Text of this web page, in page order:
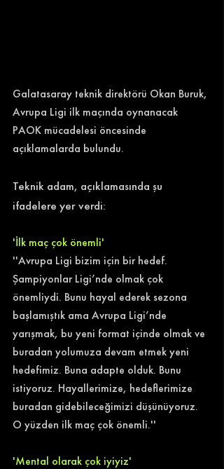
Galatasaray teknik direktörü Okan Buruk,
Avrupa Ligi ilk maçında oynanacak
PAOK mücadelesi öncesinde
açıklamalarda bulundu.
Teknik adam, açıklamasında şu
ifadelere yer verdi:
'İlk maç çok önemli'
''Avrupa Ligi bizim için bir hedef.
Şampiyonlar Ligi’nde olmak çok
önemliydi. Bunu hayal ederek sezona
başlamıştık ama Avrupa Ligi’nde
yarışmak, bu yeni format içinde olmak ve
buradan yolumuza devam etmek yeni
hedefimiz. Buna adapte olduk. Bunu
istiyoruz. Hayallerimize, hedeflerimize
buradan gidebileceğimizi düşünüyoruz.
O yüzden ilk maç çok önemli.''
'Mental olarak çok iyiyiz'